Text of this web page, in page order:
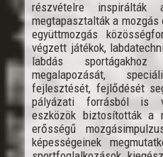
részvételre inspirálták
megtapasztalták a mozgás
együttmozgás
végzett játékok,
labdás sportágakhoz
megalapozását,
fejlesztését, fejlődését
pályázati forrásból is
eszközök biztosították a
erősségű
képességeinek